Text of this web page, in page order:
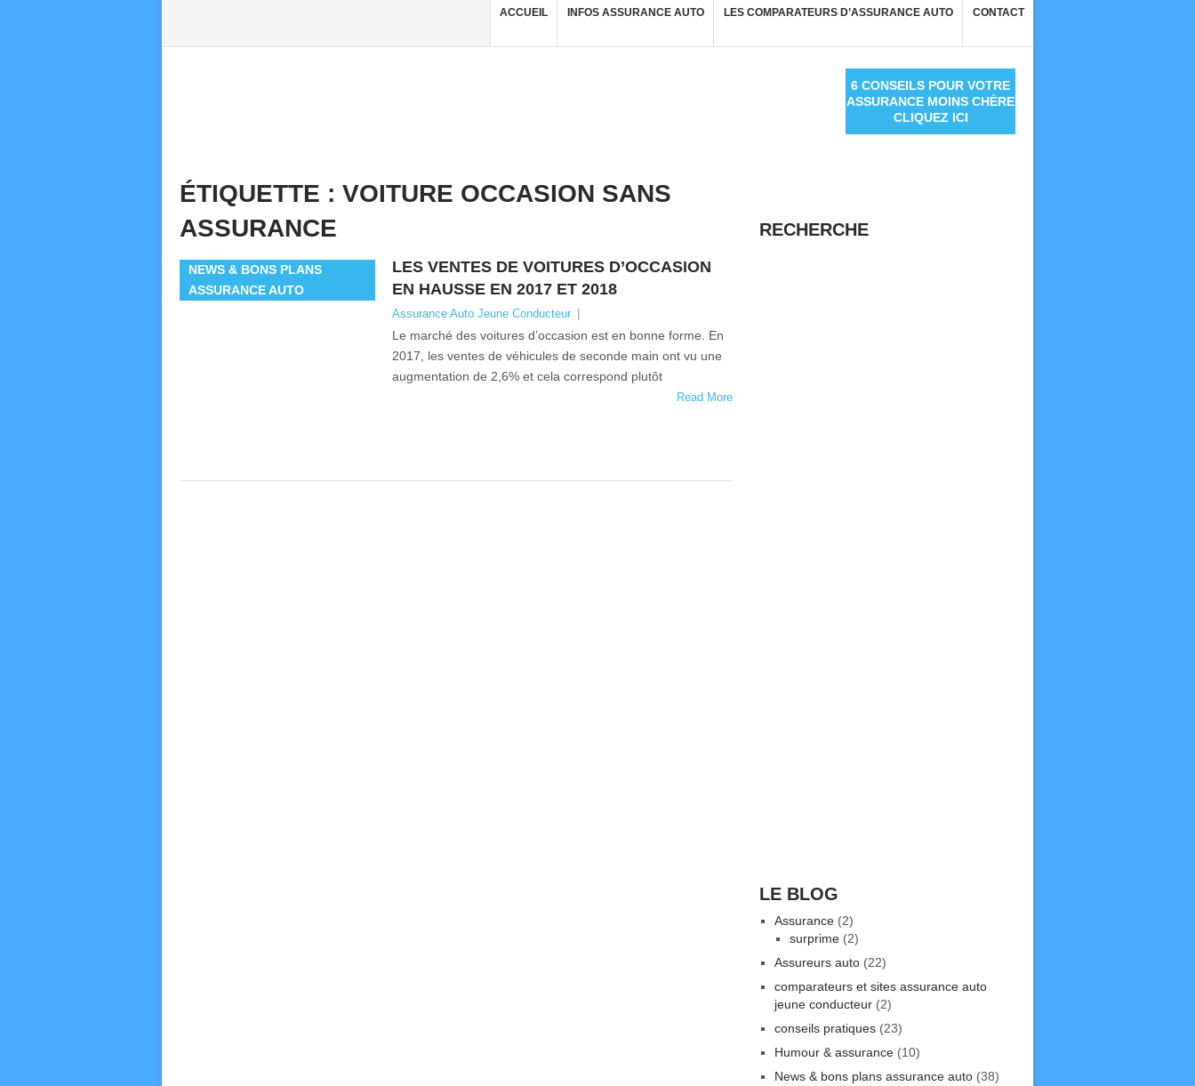
ACCUEIL INFOS ASSURANCE AUTO LES COMPARATEURS D’ASSURANCE AUTO CONTACT
6 CONSEILS POUR VOTRE
ASSURANCE MOINS CHÈRE
CLIQUEZ ICI
ÉTIQUETTE : VOITURE OCCASION SANS
ASSURANCE
NEWS & BONS PLANS
ASSURANCE AUTO
LES VENTES DE VOITURES D’OCCASION
EN HAUSSE EN 2017 ET 2018
Assurance Auto Jeune Conducteur
Le marché des voitures d’occasion est en bonne forme. En
2017, les ventes de véhicules de seconde main ont vu une
augmentation de 2,6% et cela correspond plutôt
Read More
RECHERCHE
LE BLOG
Assurance (2)
surprime (2)
Assureurs auto (22)
comparateurs et sites assurance auto
jeune conducteur (2)
conseils pratiques (23)
Humour & assurance (10)
News & bons plans assurance auto (38)